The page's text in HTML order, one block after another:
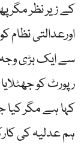
کے زیر نظر مگر
اورعدالتی نظام
سے ایک بڑی
رپورٹ کو
کہا ہے مگر کیا
ہم عدلیہ کی